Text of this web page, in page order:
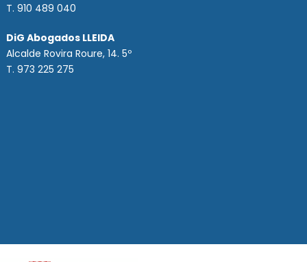
T.910 489 040
DiG Abogados LLEIDA
Alcalde Rovira Roure, 14. 5º
T. 973 225 275